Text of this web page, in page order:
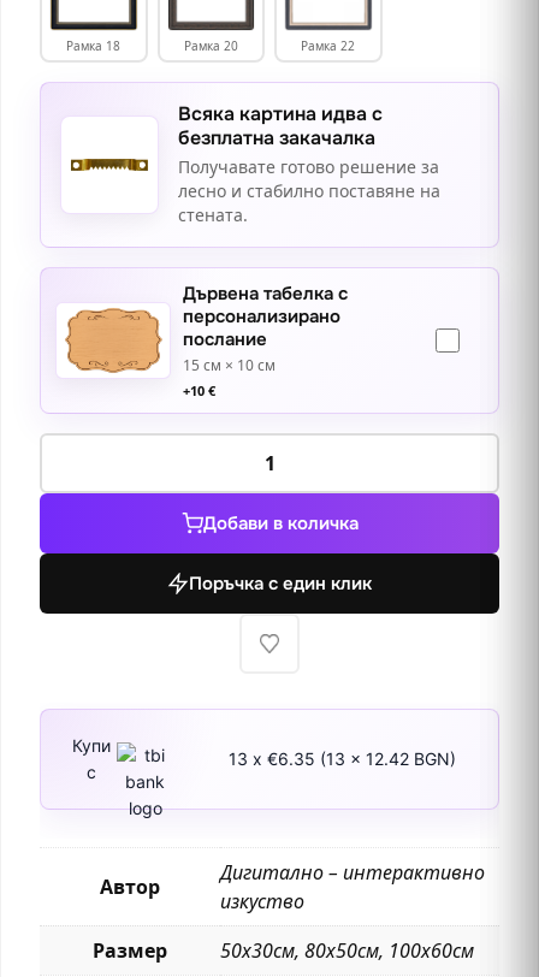
Рамка 18 Рамка 20 Рамка 22
Всяка картина идва с
безплатна закачалка
Получавате готово решение за
лесно и стабилно поставяне на
стената.
Дървена табелка с
персонализирано
послание
15 см × 10 см
+10 €
количество
Ранобудни
Добави в количка
Поръчка с един клик
Купи
с
13 x €6.35 (13 x 12.42 BGN)
Автор
Дигитално – интерактивно
изкуство
Размер
50х30см, 80х50см, 100х60см